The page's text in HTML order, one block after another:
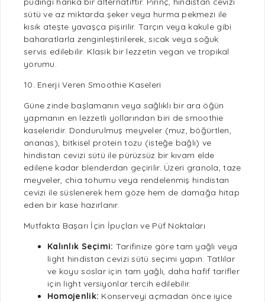
sütü ve az miktarda şeker veya hurma pekmezi ile
kısık ateşte yavaşça pişirilir. Tarçın veya kakule gibi
baharatlarla zenginleştirilerek, sıcak veya soğuk
servis edilebilir. Klasik bir lezzetin vegan ve tropikal
yorumu.
10. Enerji Veren Smoothie Kaseleri
Güne zinde başlamanın veya sağlıklı bir ara öğün
yapmanın en lezzetli yollarından biri de smoothie
kaseleridir. Dondurulmuş meyveler (muz, böğürtlen,
ananas), bitkisel protein tozu (isteğe bağlı) ve
hindistan cevizi sütü ile pürüzsüz bir kıvam elde
edilene kadar blenderdan geçirilir. Üzeri granola, taze
meyveler, chia tohumu veya rendelenmiş hindistan
cevizi ile süslenerek hem göze hem de damağa hitap
eden bir kase hazırlanır.
Mutfakta Başarı İçin İpuçları ve Püf Noktaları
Kalınlık Seçimi: Tarifinize göre tam yağlı veya
light hindistan cevizi sütü seçimi yapın. Tatlılar
ve koyu soslar için tam yağlı, daha hafif tarifler
için light versiyonlar tercih edilebilir.
Homojenlik: Konserveyi açmadan önce iyice